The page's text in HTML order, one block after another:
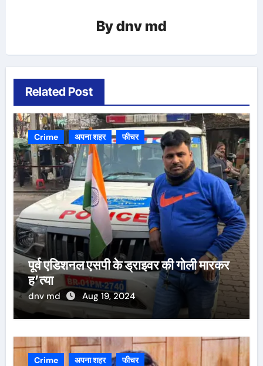
Bydnv md
Related Post
Crime अपना शहर फीचर
पूर्व एडिशनल एसपी के ड्राइवर की गोली मारकर
ह’त्या
dnv md Aug 19, 2024
Crime अपना शहर फीचर